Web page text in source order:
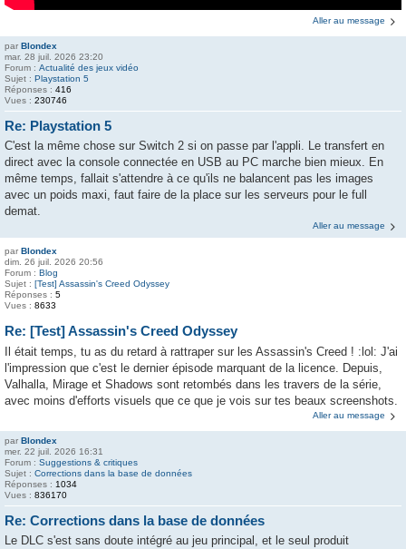
Aller au message
par Blondex
mar. 28 juil. 2026 23:20
Forum : Actualité des jeux vidéo
Sujet : Playstation 5
Réponses : 416
Vues : 230746
Re: Playstation 5
C'est la même chose sur Switch 2 si on passe par l'appli. Le transfert en
direct avec la console connectée en USB au PC marche bien mieux. En
même temps, fallait s'attendre à ce qu'ils ne balancent pas les images
avec un poids maxi, faut faire de la place sur les serveurs pour le full
demat.
Aller au message
par Blondex
dim. 26 juil. 2026 20:56
Forum : Blog
Sujet : [Test] Assassin's Creed Odyssey
Réponses : 5
Vues : 8633
Re: [Test] Assassin's Creed Odyssey
Il était temps, tu as du retard à rattraper sur les Assassin's Creed ! :lol: J'ai
l'impression que c'est le dernier épisode marquant de la licence. Depuis,
Valhalla, Mirage et Shadows sont retombés dans les travers de la série,
avec moins d'efforts visuels que ce que je vois sur tes beaux screenshots.
Aller au message
par Blondex
mer. 22 juil. 2026 16:31
Forum : Suggestions & critiques
Sujet : Corrections dans la base de données
Réponses : 1034
Vues : 836170
Re: Corrections dans la base de données
Le DLC s'est sans doute intégré au jeu principal, et le seul produit